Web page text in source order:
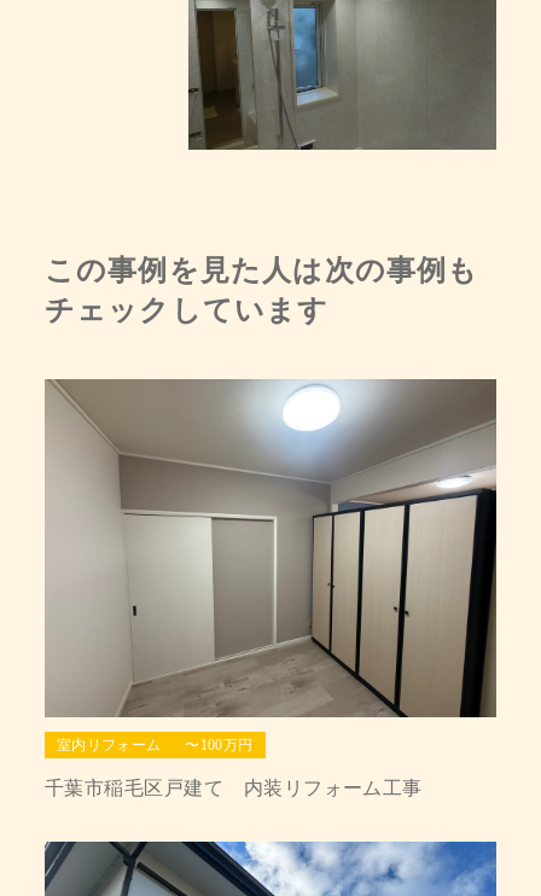
この事例を見た人は次の事例も
チェックしています
室内リフォーム 〜100万円
千葉市稲毛区戸建て 内装リフォーム工事